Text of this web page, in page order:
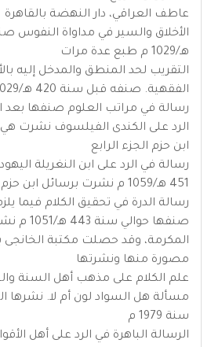
عاطف العراقي، دار النهضة بالقاهرة
هـ/1029 م طبع عدة مرات
التقريب لحد المنطق والمدخل إليه
الفقهية. صنفه قبل سنة 420 هـ/1029 م
رسالة في مراتب العلوم صنفها بعد
الرد على الكندى الفيلسوف نشرت هي
ابن حزم الجزء الرابع
رسالة في الرد على ابن النغريلة
451 هـ/1059 م نشرت برسائل ابن حزم الجزء الثالث
رسالة الدرة في تحقيق الكلام فيما
صنفها
المكرمة، وقد حصلت مكتبة الخانجى
مصورة منها ونشرتها
علم الكلام على مذهب أهل السنة
مسألة هل السواد لون أم لا. نشرها
سنة 1979 م
الرسالة الباهرة في الرد على أهل